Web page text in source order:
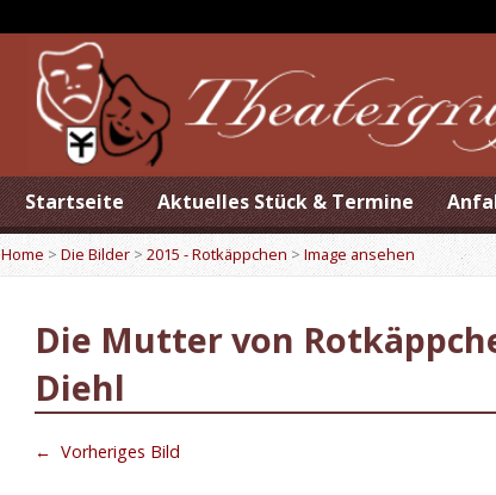
Startseite Aktuelles Stück & Termine
Home > Die Bilder >2015 - Rotkäppchen > Image ansehen
Die Mutter von
Diehl
← Vorheriges Bild